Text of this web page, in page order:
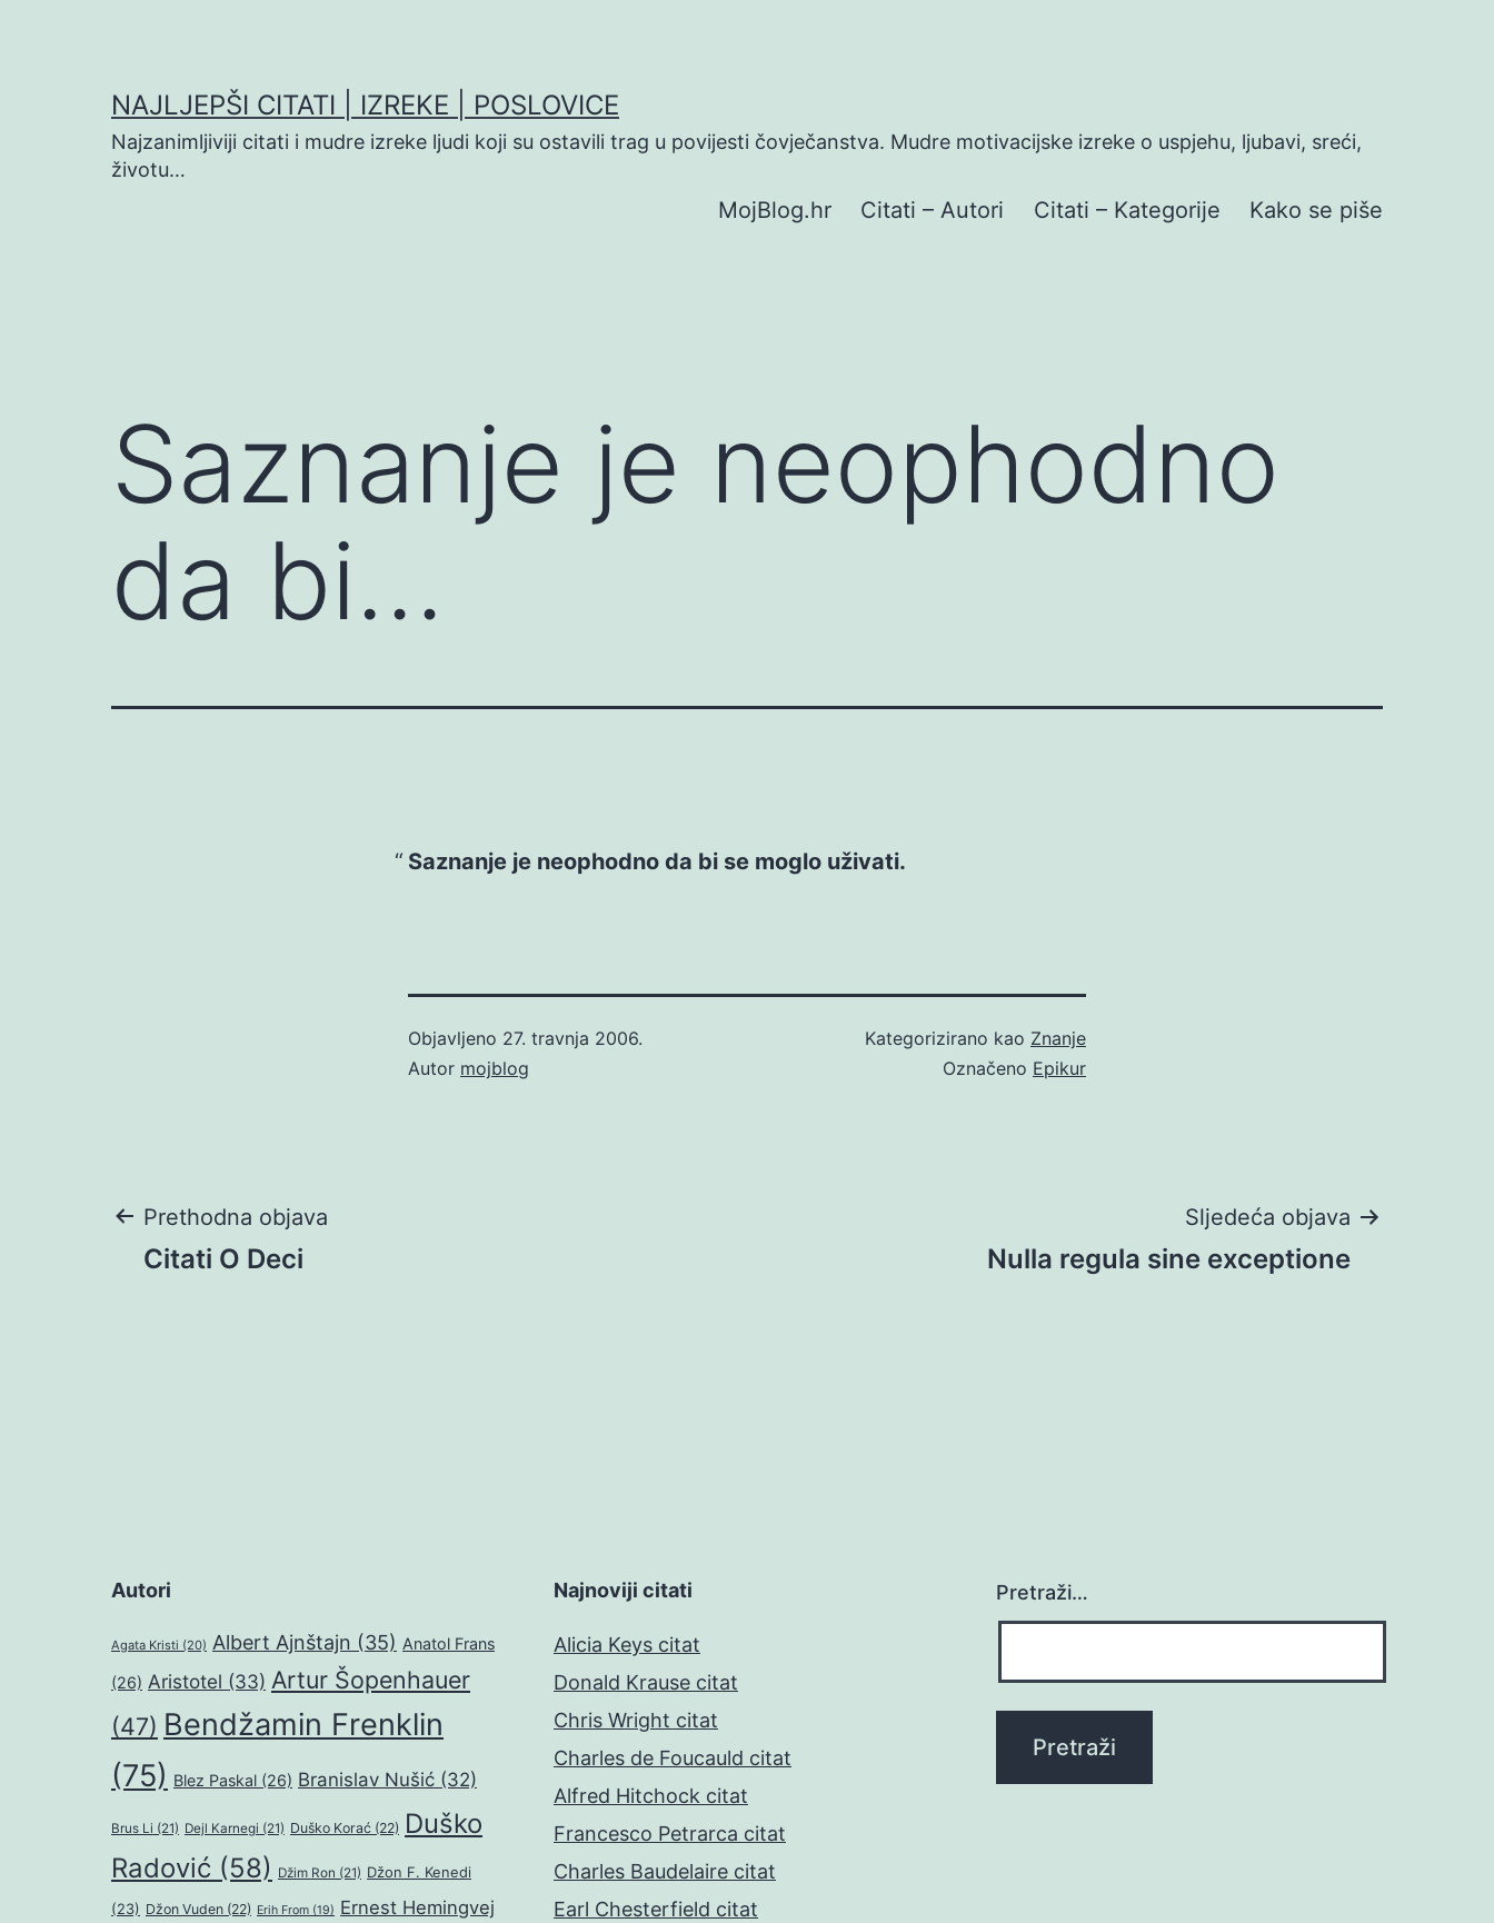
NAJLJEPŠI CITATI | IZREKE | POSLOVICE
Najzanimljiviji citati i mudre izreke ljudi koji su ostavili trag u povijesti čovječanstva. Mudre motivacijske izreke o uspjehu, ljubavi, sreći,
životu…
MojBlog.hr Citati – Autori Citati – Kategorije Kako se piše
Saznanje je neophodno
da bi…
Saznanje je neophodno da bi se moglo uživati.
Objavljeno 27. travnja 2006.
Autor mojblog
Kategorizirano kao Znanje
Označeno Epikur
Navigacija
Prethodna objava
Citati O Deci
Sljedeća objava
Nulla regula sine exceptione
Autori
Agata Kristi (20) Albert Ajnštajn (35) Anatol Frans
(26) Aristotel (33) Artur Šopenhauer
(47) Bendžamin Frenklin
(75) Blez Paskal (26) Branislav Nušić (32)
Brus Li (21) Dejl Karnegi (21) Duško Korać (22) Duško
Radović (58) Džim Ron (21) Džon F. Kenedi
(23) Džon Vuden (22) Erih From (19) Ernest Hemingvej
Najnoviji citati
Alicia Keys citat
Donald Krause citat
Chris Wright citat
Charles de Foucauld citat
Alfred Hitchock citat
Francesco Petrarca citat
Charles Baudelaire citat
Earl Chesterfield citat
Pretraži…